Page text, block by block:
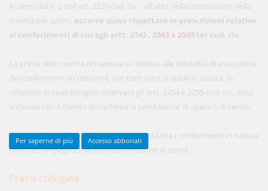
Ai sensi del n. 2 dell'art. 2329 cod. civ. , all'atto della costituzione della
società per azioni, occorre siano rispettate le prescrizioni relative
ai conferimenti di cui agli artt. 2342 , 2343 e 2343 ter cod. civ.
La prima delle norme richiamate si riferisce alle modalità di esecuzione
dei conferimenti in denaro e, per certi versi, a quelli in natura, in
relazione ai quali bisogna osservare gli artt. 2254 e 2255 cod. civ.. Essa
si chiude con il divieto di conferire la prestazione di opera o di servizi.
La seconda si riferisce invece alla necessità che i conferimenti in natura
siano accompagnati da apposita relazione di stima.
Prassi collegate
Acquista ora
48,00 € MENSILI
Per saperne di più Accesso abbonati